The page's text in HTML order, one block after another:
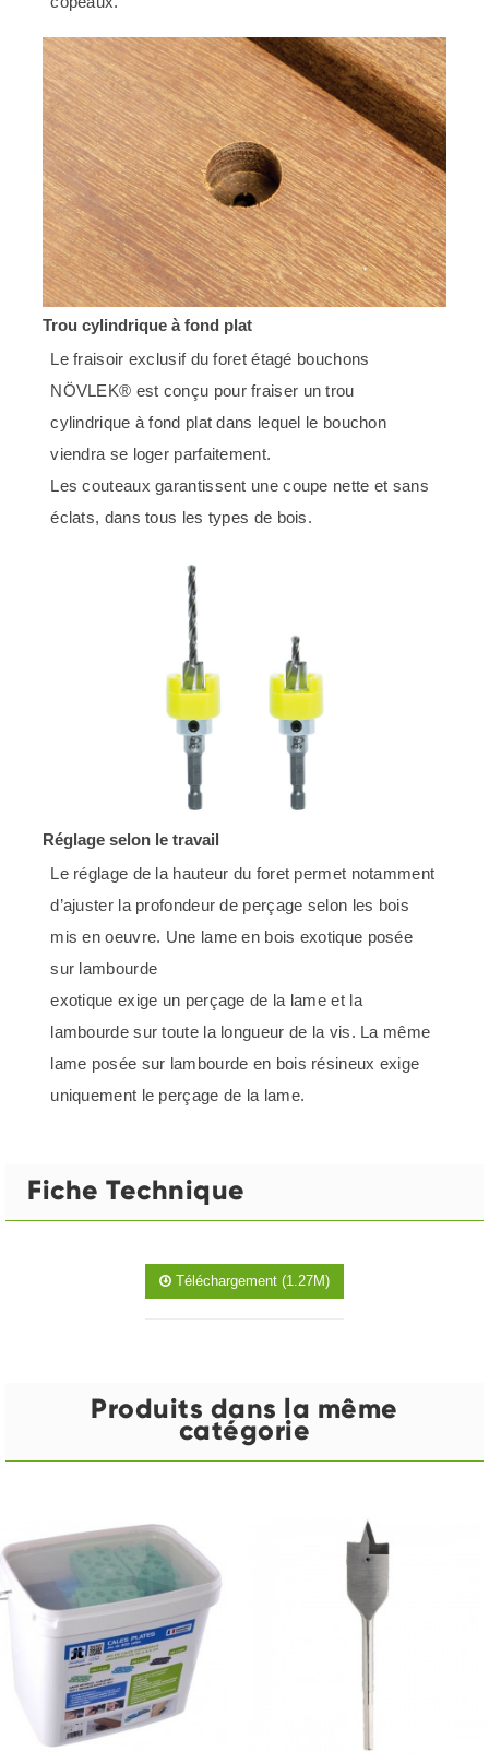
Trou cylindrique à fond plat
Le fraisoir exclusif du foret étagé bouchons
NÖVLEK® est conçu pour fraiser un trou
cylindrique à fond plat dans lequel le bouchon
viendra se loger parfaitement.
Les couteaux garantissent une coupe nette et sans
éclats, dans tous les types de bois.
Réglage selon le travail
Le réglage de la hauteur du foret permet notamment
d’ajuster la profondeur de perçage selon les bois
mis en oeuvre. Une lame en bois exotique posée
sur lambourde
exotique exige un perçage de la lame et la
lambourde sur toute la longueur de la vis. La même
lame posée sur lambourde en bois résineux exige
uniquement le perçage de la lame.
Fiche Technique
Téléchargement (1.27M)
Produits dans la même
catégorie